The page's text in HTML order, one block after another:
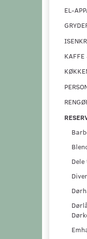
EL-
KAFFE